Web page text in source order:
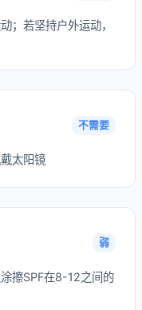
；若坚持户外运动，
不需要
太阳镜
弱
擦SPF在8-12之间的